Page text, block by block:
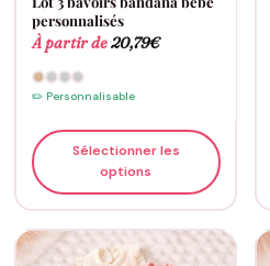
personnalisés
À partir de20,79€
✏️ Personnalisable
Sélectionner les
options